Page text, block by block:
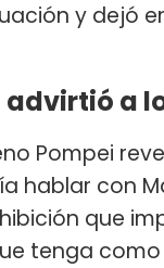
y dejó
advirtió a
Pompei
hablar con
que
tenga como